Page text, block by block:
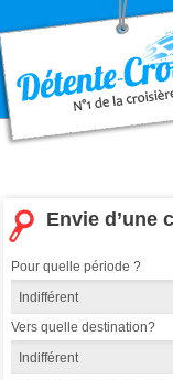
Envie d’une
Pour quelle période ?
Vers quelle destination?